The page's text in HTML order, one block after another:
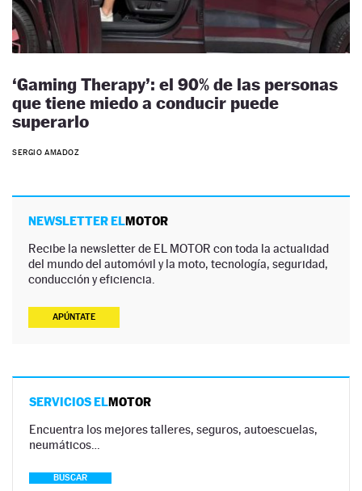
‘Gaming Therapy’: el 90% de las personas
que tiene miedo a conducir puede
superarlo
SERGIO AMADOZ
NEWSLETTER ELMOTOR
Recibe la newsletter de EL MOTOR con toda la actualidad
del mundo del automóvil y la moto, tecnología, seguridad,
conducción y eficiencia.
APÚNTATE
SERVICIOS ELMOTOR
Encuentra los mejores talleres, seguros, autoescuelas,
neumáticos…
BUSCAR